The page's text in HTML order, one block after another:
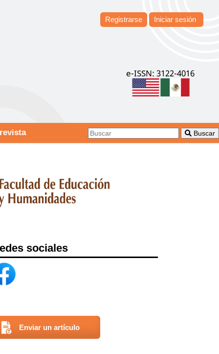
Buscar
Registrarse Iniciar sesión
sociales
Enviar un artículo
e-ISSN: 3122-4016